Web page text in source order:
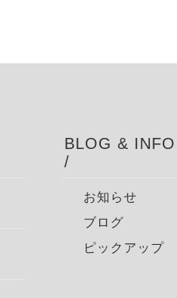
BLOG & INFO
/
お知らせ
ブログ
ピックアップ